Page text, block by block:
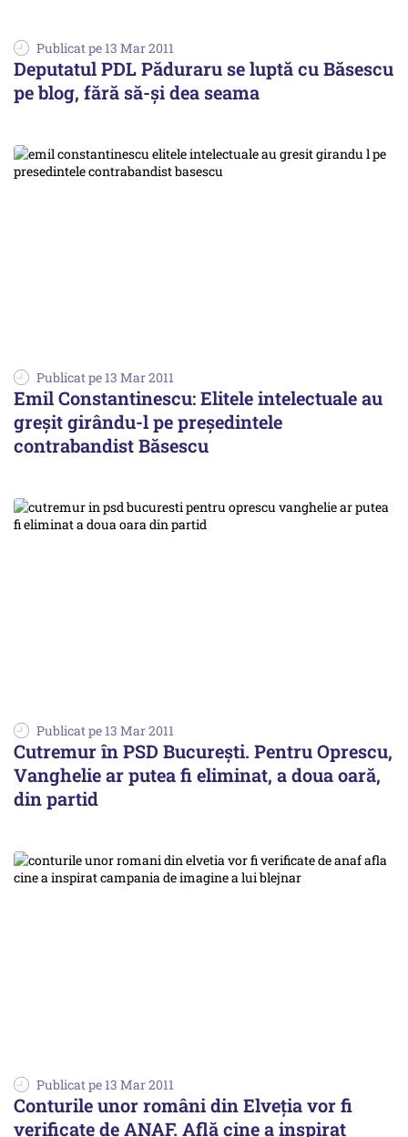
Publicat pe 13 Mar 2011
Deputatul PDL Păduraru se luptă cu Băsescu
pe blog, fără să-și dea seama
Publicat pe 13 Mar 2011
Emil Constantinescu: Elitele intelectuale au
greşit girându-l pe preşedintele
contrabandist Băsescu
Publicat pe 13 Mar 2011
Cutremur în PSD București. Pentru Oprescu,
Vanghelie ar putea fi eliminat, a doua oară,
din partid
Publicat pe 13 Mar 2011
Conturile unor români din Elveția vor fi
verificate de ANAF. Află cine a inspirat